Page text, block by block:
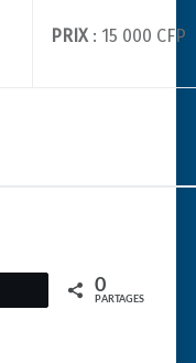
PRIX: 15 000 CFP
0
PARTAGES